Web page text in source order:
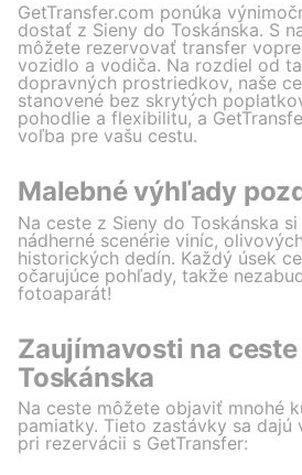
GetTransfer.com ponúka
dostať z Sieny do Toskánska. S
môžete rezervovať transfer
vozidlo a vodiča. Na rozdiel od
dopravných prostriedkov, naše
stanovené bez skrytých
pohodlie a flexibilitu, a
voľba pre vašu cestu.
Malebné výhľady
Na ceste z Sieny do Toskánska
nádherné scenérie viníc,
historických dedín. Každý úsek
očarujúce pohľady, takže
fotoaparát!
Zaujímavosti na
Toskánska
Na ceste môžete objaviť mnohé
pamiatky. Tieto zastávky sa dajú
pri rezervácii s GetTransfer: